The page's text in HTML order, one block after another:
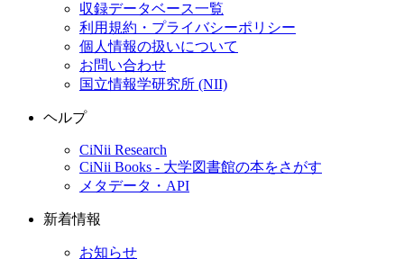
収録データベース一覧
利用規約・プライバシーポリシー
個人情報の扱いについて
お問い合わせ
国立情報学研究所 (NII)
ヘルプ
CiNii Research
CiNii Books - 大学図書館の本をさがす
メタデータ・API
新着情報
お知らせ